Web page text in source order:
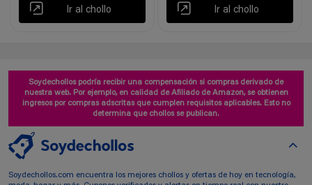
Ir al chollo Ir al chollo
Soydechollos podría recibir una compensación si compras derivado de
nuestra web. Por ejemplo, en calidad de Afiliado de Amazon, se obtienen
ingresos por compras adscritas que cumplen requisitos aplicables. Esto no
determina que chollos se publican.
Soydechollos.com encuentra los mejores chollos y ofertas de hoy en tecnología,